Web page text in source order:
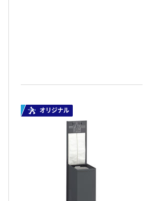
オリジナル
本気プライス
パー ボックス
150組 5箱入 ア
スクル スマート
￥328~ （税込）
オ